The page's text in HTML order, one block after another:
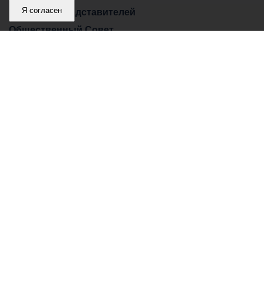
Собрание представителей
Общественный Совет
Я согласен